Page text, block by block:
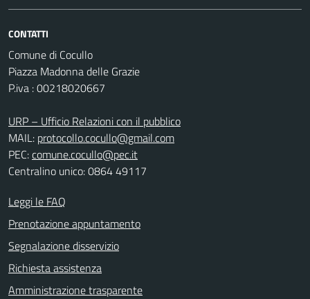
CONTATTI
Comune di Cocullo
Piazza Madonna delle Grazie
P.iva : 00218020667
URP – Ufficio Relazioni con il pubblico
MAIL: protocollo.cocullo@gmail.com
PEC:comune.cocullo@pec.it
Centralino unico: 0864 49117
Leggi le FAQ
Prenotazione appuntamento
Segnalazione disservizio
Richiesta assistenza
Amministrazione trasparente